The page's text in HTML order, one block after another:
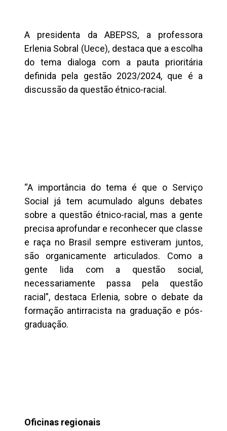
A presidenta da ABEPSS, a professora
Erlenia Sobral (Uece), destaca que a escolha
do tema dialoga com a pauta prioritária
definida pela gestão 2023/2024, que é a
discussão da questão étnico-racial.
“A importância do tema é que o Serviço
Social já tem acumulado alguns debates
sobre a questão étnico-racial, mas a gente
precisa aprofundar e reconhecer que classe
e raça no Brasil sempre estiveram juntos,
são organicamente articulados. Como a
gente lida com a questão social,
necessariamente passa pela questão
racial”, destaca Erlenia, sobre o debate da
formação antirracista na graduação e pós-
graduação.
Oficinas regionais